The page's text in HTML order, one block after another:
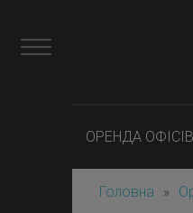
ОРЕНДА ОФІСІВ
Головна »